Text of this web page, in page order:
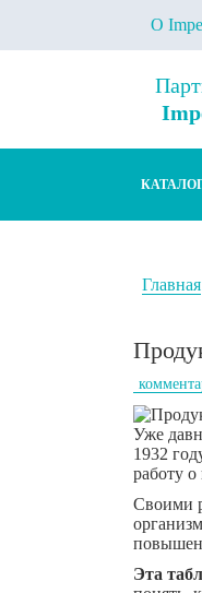
О
Главная
Уже
1932
работу
Своими
Эта